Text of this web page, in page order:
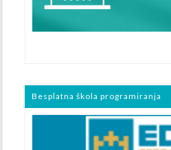
Besplatna škola programiranja